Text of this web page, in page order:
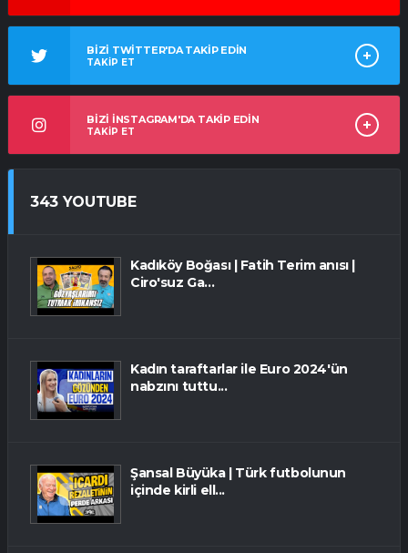
BİZİ TWİTTER'DA TAKİP EDİN
TAKİP ET
BİZİ İNSTAGRAM'DA TAKİP EDİN
TAKİP ET
343 YOUTUBE
Kadıköy Boğası | Fatih Terim anısı |
Ciro'suz Ga...
Kadın taraftarlar ile Euro 2024'ün
nabzını tuttu...
Şansal Büyüka | Türk futbolunun
içinde kirli ell...